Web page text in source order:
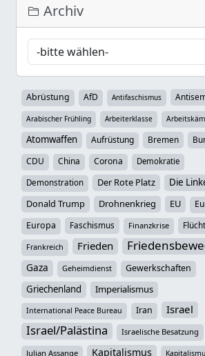
Archiv
Abrüstung AfD Antifaschismus
Arabischer Frühling Arbeiterklasse
Atomwaffen Aufrüstung Bremen
CDU China Corona Demokratie
Demonstration Der Rote Platz
Die
Donald Trump
Drohnenkrieg EU
Europa
Faschismus Finanzkrise
Frankreich Frieden
Gaza Geheimdienst Gewerkschaften
Griechenland Imperialismus
International Peace Bureau Iran Israel
Israel/Palästina Israelische Besatzung
Julian Assange Kapitalismus